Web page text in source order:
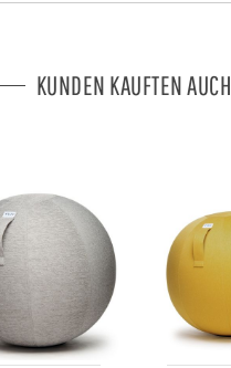
KUNDEN KAUFTEN AUCH